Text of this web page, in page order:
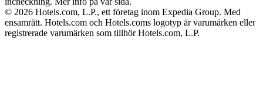
© 2026 Hotels.com, L.P., ett företag inom Expedia Group. Med
ensamrätt. Hotels.com och Hotels.coms logotyp är varumärken eller
registrerade varumärken som tillhör Hotels.com, L.P.